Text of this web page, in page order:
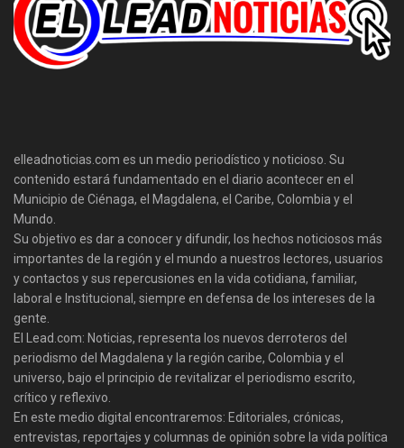
elleadnoticias.com es un medio periodístico y noticioso. Su
contenido estará fundamentado en el diario acontecer en el
Municipio de Ciénaga, el Magdalena, el Caribe, Colombia y el
Mundo.
Su objetivo es dar a conocer y difundir, los hechos noticiosos más
importantes de la región y el mundo a nuestros lectores, usuarios
y contactos y sus repercusiones en la vida cotidiana, familiar,
laboral e Institucional, siempre en defensa de los intereses de la
gente.
El Lead.com: Noticias, representa los nuevos derroteros del
periodismo del Magdalena y la región caribe, Colombia y el
universo, bajo el principio de revitalizar el periodismo escrito,
crítico y reflexivo.
En este medio digital encontraremos: Editoriales, crónicas,
entrevistas, reportajes y columnas de opinión sobre la vida política